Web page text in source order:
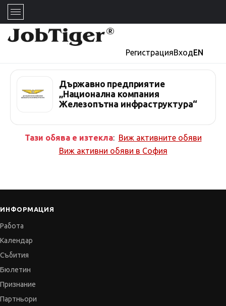
РегистрацияВходEN
Държавно предприятие
„Национална компания
Железопътна инфраструктура“
Тази обява е изтекла: Виж активните обяви
Виж активни обяви в София
ИНФОРМАЦИЯ
Работа
Календар
Събития
Бюлетин
Признание
Партньори